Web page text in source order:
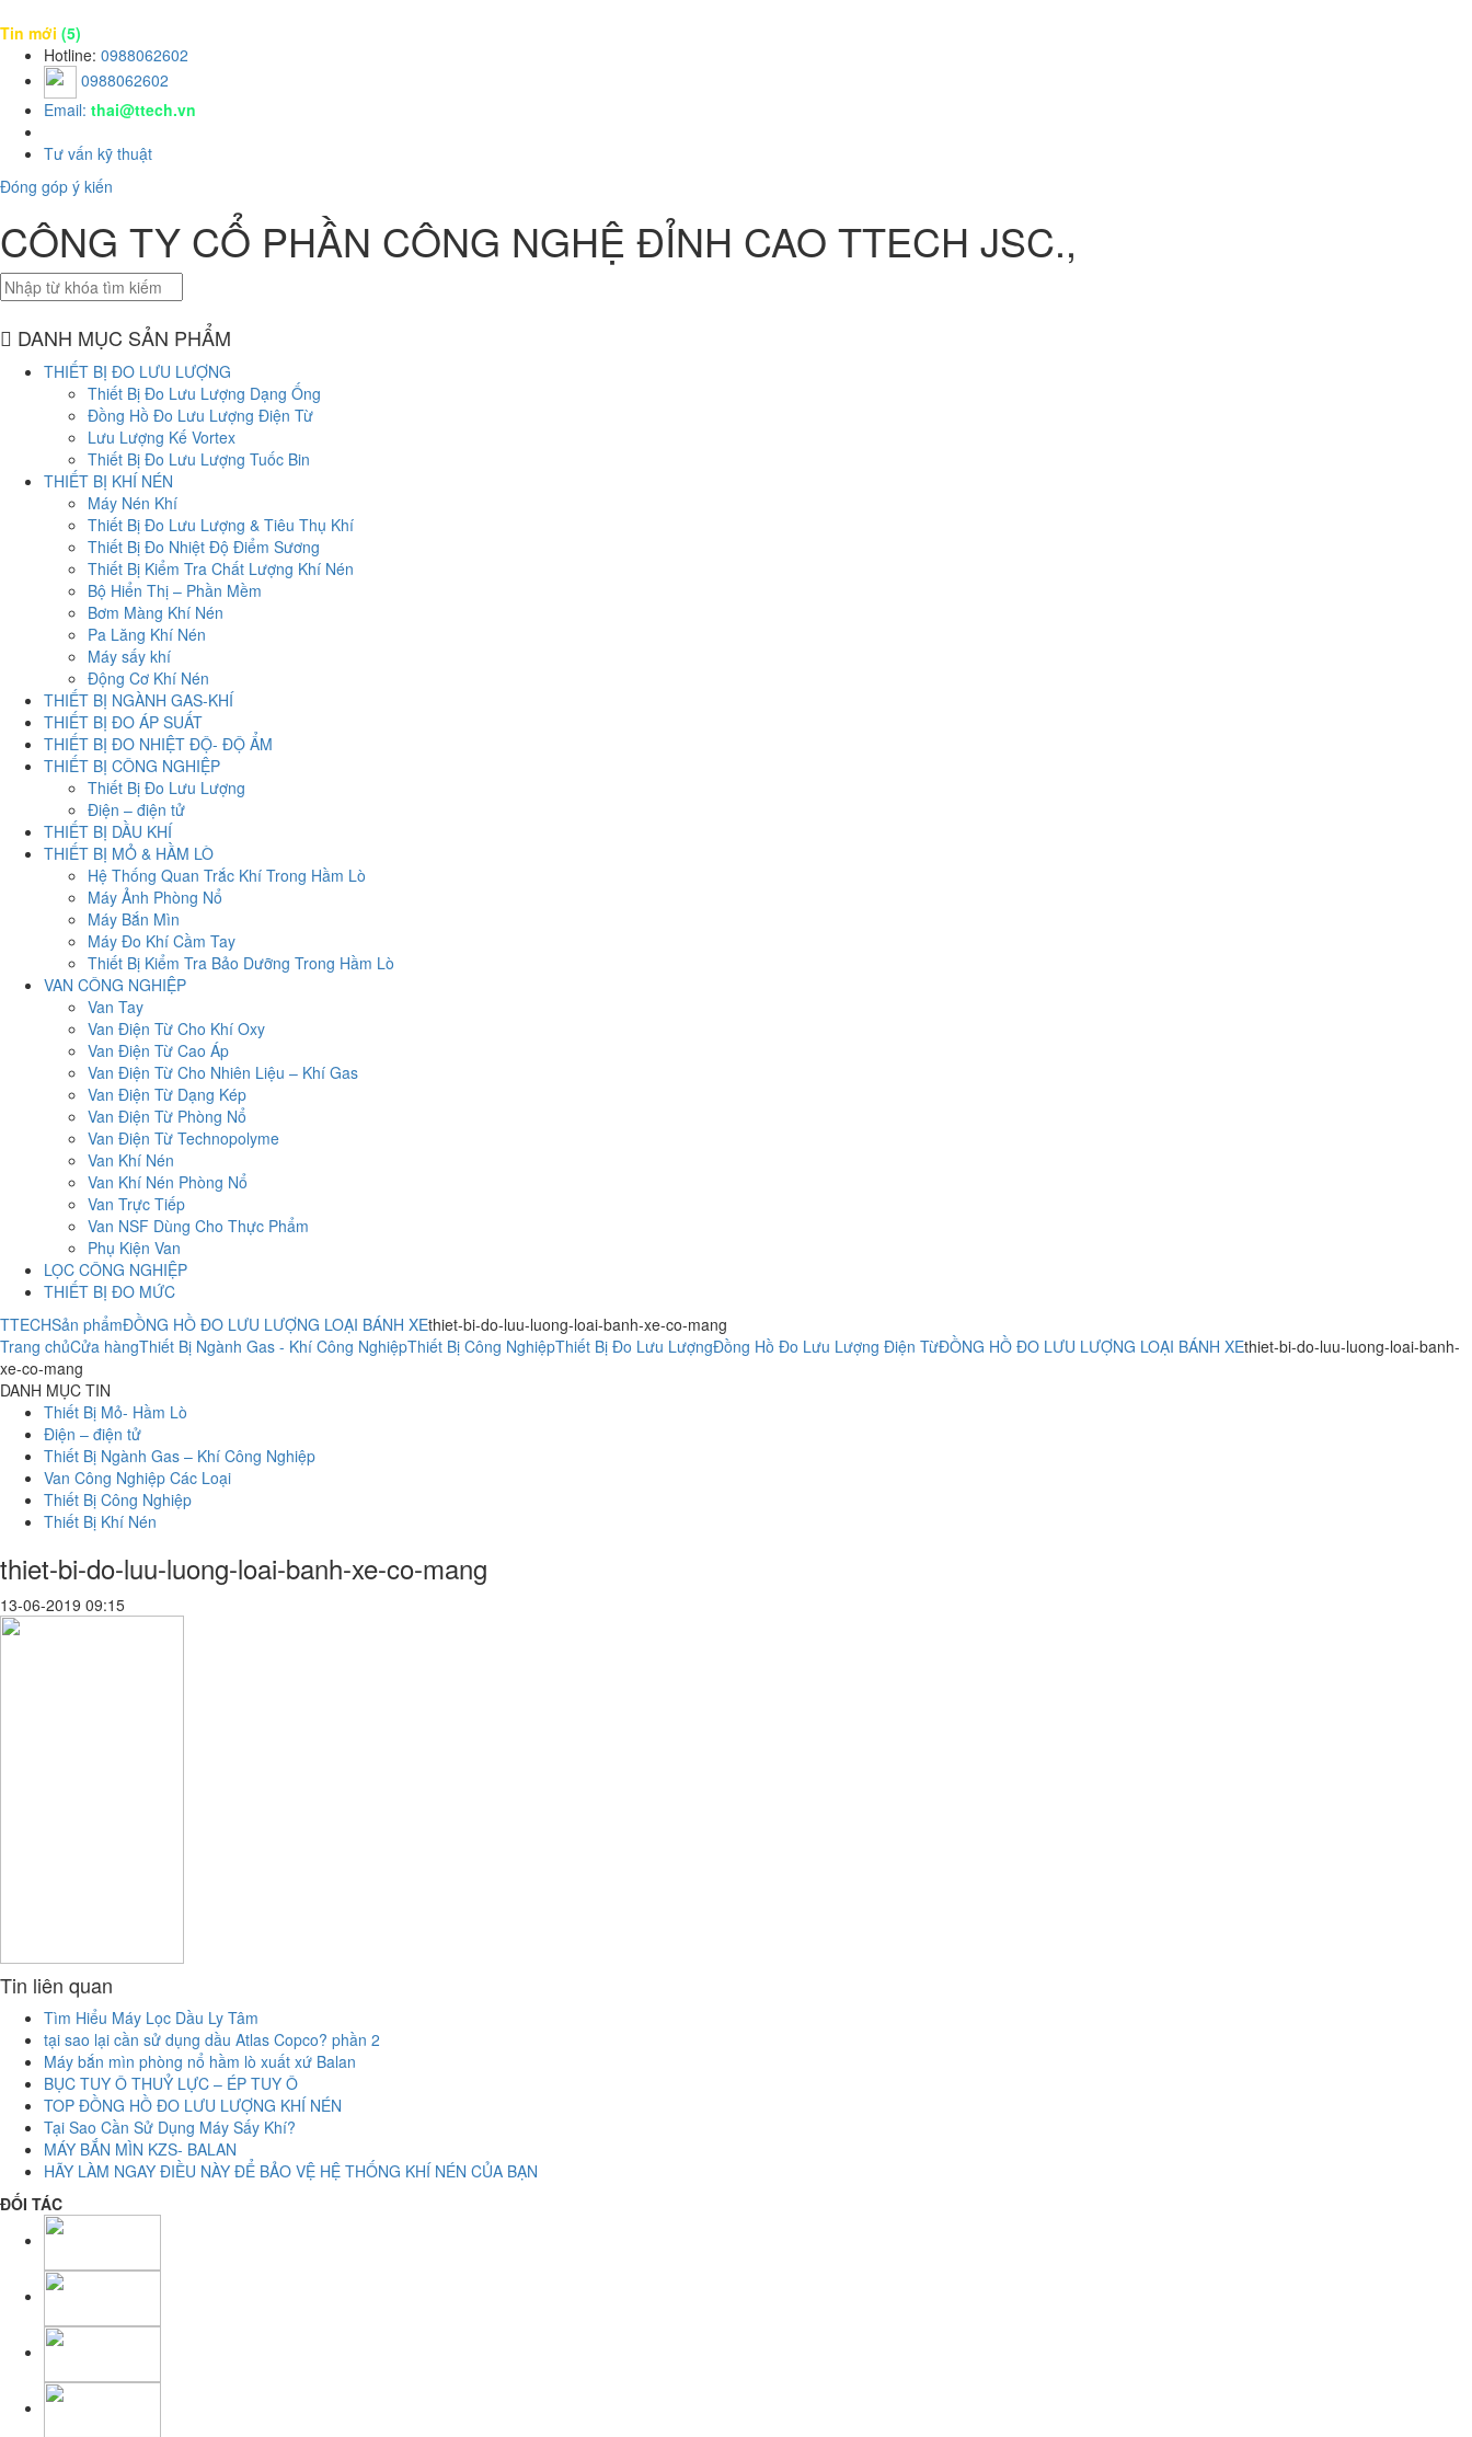
Tin mới (5)
Hotline: 0988062602
0988062602
Email: thai@ttech.vn
Tư vấn kỹ thuật
Đóng góp ý kiến
CÔNG TY CỔ PHẦN CÔNG NGHỆ ĐỈNH CAO TTECH JSC.,
DANH MỤC SẢN PHẨM
THIẾT BỊ ĐO LƯU LƯỢNG
Thiết Bị Đo Lưu Lượng Dạng Ống
Đồng Hồ Đo Lưu Lượng Điện Từ
Lưu Lượng Kế Vortex
Thiết Bị Đo Lưu Lượng Tuốc Bin
THIẾT BỊ KHÍ NÉN
Máy Nén Khí
Thiết Bị Đo Lưu Lượng & Tiêu Thụ Khí
Thiết Bị Đo Nhiệt Độ Điểm Sương
Thiết Bị Kiểm Tra Chất Lượng Khí Nén
Bộ Hiển Thị – Phần Mềm
Bơm Màng Khí Nén
Pa Lăng Khí Nén
Máy sấy khí
Động Cơ Khí Nén
THIẾT BỊ NGÀNH GAS-KHÍ
THIẾT BỊ ĐO ÁP SUẤT
THIẾT BỊ ĐO NHIỆT ĐỘ- ĐỘ ẨM
THIẾT BỊ CÔNG NGHIỆP
Thiết Bị Đo Lưu Lượng
Điện – điện tử
THIẾT BỊ DẦU KHÍ
THIẾT BỊ MỎ & HẦM LÒ
Hệ Thống Quan Trắc Khí Trong Hầm Lò
Máy Ảnh Phòng Nổ
Máy Bắn Mìn
Máy Đo Khí Cầm Tay
Thiết Bị Kiểm Tra Bảo Dưỡng Trong Hầm Lò
VAN CÔNG NGHIỆP
Van Tay
Van Điện Từ Cho Khí Oxy
Van Điện Từ Cao Áp
Van Điện Từ Cho Nhiên Liệu – Khí Gas
Van Điện Từ Dạng Kép
Van Điện Từ Phòng Nổ
Van Điện Từ Technopolyme
Van Khí Nén
Van Khí Nén Phòng Nổ
Van Trực Tiếp
Van NSF Dùng Cho Thực Phẩm
Phụ Kiện Van
LỌC CÔNG NGHIỆP
THIẾT BỊ ĐO MỨC
TTECHSản phẩmĐỒNG HỒ ĐO LƯU LƯỢNG LOẠI BÁNH XEthiet-bi-do-luu-luong-loai-banh-xe-co-mang
Trang chủCửa hàngThiết Bị Ngành Gas - Khí Công NghiệpThiết Bị Công NghiệpThiết Bị Đo Lưu LượngĐồng Hồ Đo Lưu Lượng Điện TừĐỒNG HỒ ĐO LƯU LƯỢNG LOẠI BÁNH XEthiet-bi-do-luu-luong-loai-banh-
xe-co-mang
DANH MỤC TIN
Thiết Bị Mỏ- Hầm Lò
Điện – điện tử
Thiết Bị Ngành Gas – Khí Công Nghiệp
Van Công Nghiệp Các Loại
Thiết Bị Công Nghiệp
Thiết Bị Khí Nén
thiet-bi-do-luu-luong-loai-banh-xe-co-mang
13-06-2019 09:15
Tin liên quan
Tìm Hiểu Máy Lọc Dầu Ly Tâm
tại sao lại cần sử dụng dầu Atlas Copco? phần 2
Máy bắn mìn phòng nổ hầm lò xuất xứ Balan
BỤC TUY Ô THUỶ LỰC – ÉP TUY Ô
TOP ĐỒNG HỒ ĐO LƯU LƯỢNG KHÍ NÉN
Tại Sao Cần Sử Dụng Máy Sấy Khí?
MÁY BẮN MÌN KZS- BALAN
HÃY LÀM NGAY ĐIỀU NÀY ĐỂ BẢO VỆ HỆ THỐNG KHÍ NÉN CỦA BẠN
ĐỐI TÁC